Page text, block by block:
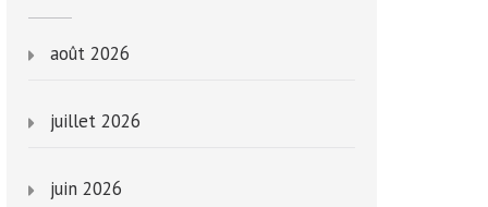
août 2026
juillet 2026
juin 2026